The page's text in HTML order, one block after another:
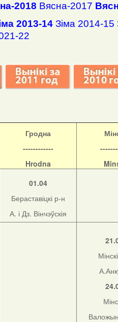
2018 Вясна-2017
2013-14 Зіма 2014-15
22
Гродна
------------
Hrodna
01.04
Бераставіцкі р-н
А. і Дз. Вінчэўскія